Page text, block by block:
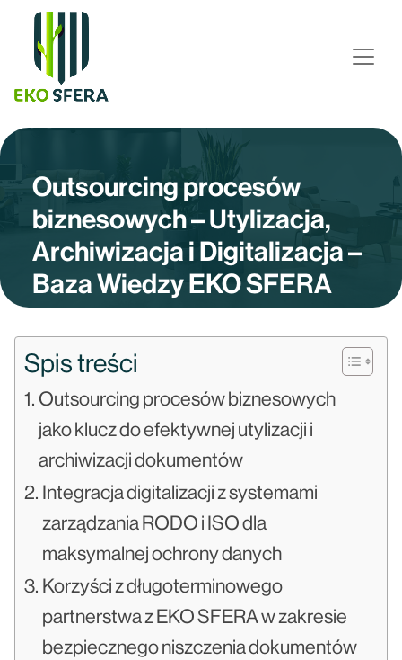
Outsourcing procesów
biznesowych – Utylizacja,
Archiwizacja i Digitalizacja –
Baza Wiedzy EKO SFERA
Spis treści
Outsourcing procesów biznesowych
jako klucz do efektywnej utylizacji i
archiwizacji dokumentów
Integracja digitalizacji z systemami
zarządzania RODO i ISO dla
maksymalnej ochrony danych
Korzyści z długoterminowego
partnerstwa z EKO SFERA w zakresie
bezpiecznego niszczenia dokumentów